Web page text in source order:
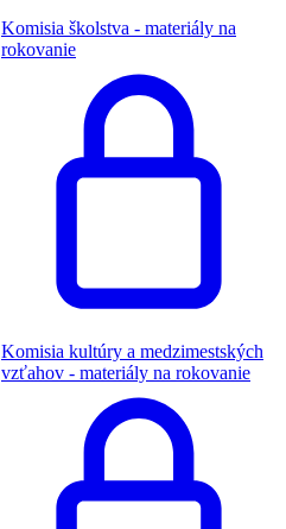
Komisia školstva - materiály na
rokovanie
Komisia kultúry a medzimestských
vzťahov - materiály na rokovanie